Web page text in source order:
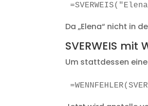
Da „Elena“ nicht in
SVERWEIS mit
Um stattdessen eine